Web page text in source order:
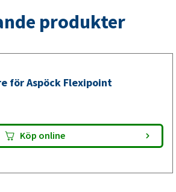
produkter
för Aspöck Flexipoint
Köp online